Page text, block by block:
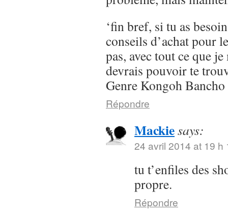
‘fin bref, si tu as
conseils d’achat pour
pas, avec tout ce que
devrais pouvoir te
Genre Kongoh Bancho
Répondre
Mackiesays:
24 avril 2014 at 19 h
tu t’enfiles des
propre.
Répondre